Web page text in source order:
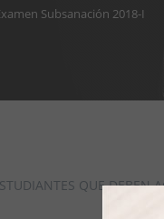
Subsanación 2018-I
QUE DEBEN